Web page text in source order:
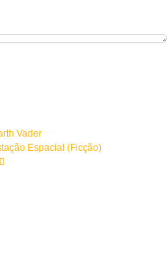
Vader
Espacial (Ficção)